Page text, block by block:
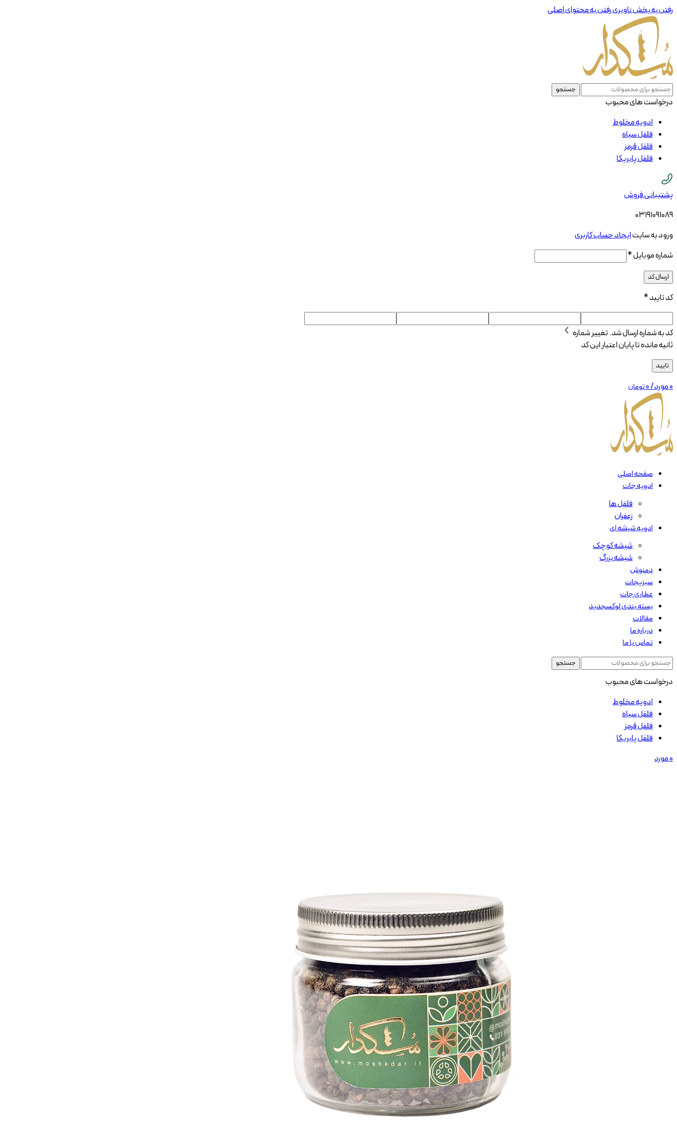
رفتن به بخش ناوبریرفتن به محتوای اصلی
جستجو
درخواست های محبوب
ادویه مخلوط
فلفل سیاه
فلفل قرمز
فلفل پابریکا
پشتیبانی فروش
03191091089
ورود به سایتایجاد حساب کاربری
شماره موبایل*
ارسال کد
کد تایید*
کد به شمارهارسال شد.تغییر شماره
ثانیه مانده تا پایان اعتبار این کد
تایید
0مورد/۰تومان
صفحه اصلی
ادویه جات
فلفل ها
زعفران
ادویه شیشه ای
شیشه کوچک
شیشه بزرگ
دمنوش
سبزیجات
عطاری جات
بسته بندی لوکسجدید
مقالات
درباره ما
تماس با ما
جستجو
درخواست های محبوب
ادویه مخلوط
فلفل سیاه
فلفل قرمز
فلفل پابریکا
0مورد